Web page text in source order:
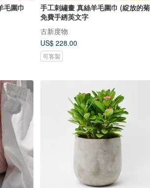
手工刺繡畫 真絲羊毛圍巾 (綻放的菊)
免費手綉英文字
古新度物
US$ 228.00
可客製